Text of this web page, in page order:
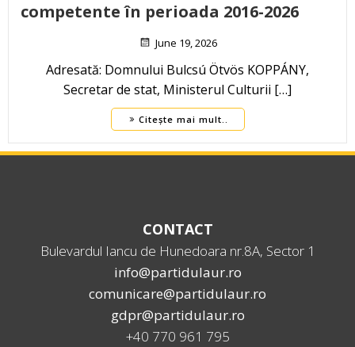
competente în perioada 2016-2026
June 19, 2026
Adresată: Domnului Bulcsú Ötvös KOPPÁNY,
Secretar de stat, Ministerul Culturii […]
Citește mai mult..
CONTACT
Bulevardul Iancu de Hunedoara nr.8A, Sector 1
info@partidulaur.ro
comunicare@partidulaur.ro
gdpr@partidulaur.ro
+40 770 961 795